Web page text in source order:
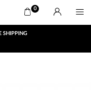
0
SHIPPING